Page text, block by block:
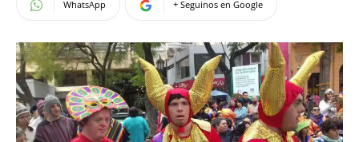
WhatsApp + Seguinos en Google